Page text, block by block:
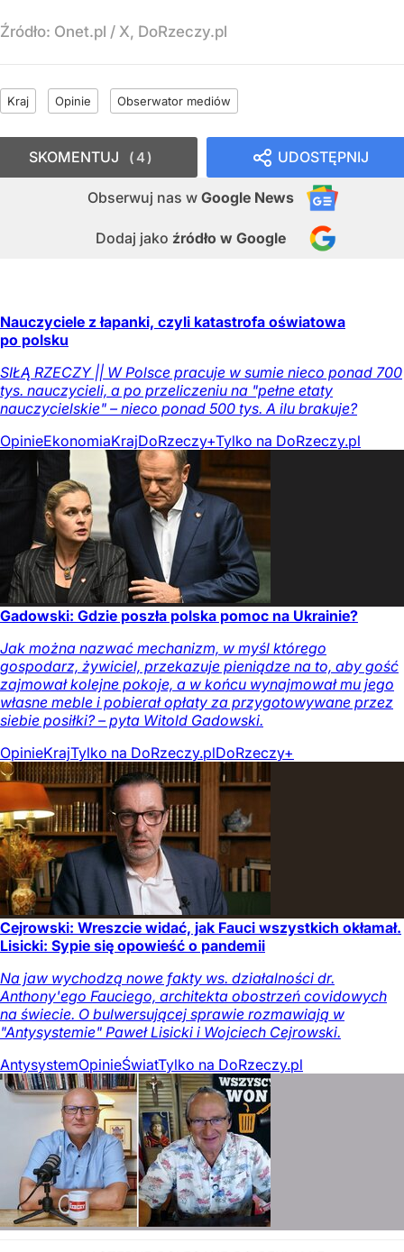
Źródło: Onet.pl / X, DoRzeczy.pl
Kraj Opinie Obserwator mediów
UDOSTĘPNIJ
Obserwuj nas w Google News
Dodaj jako źródło w Google
SKOMENTUJ 4
Nauczyciele z łapanki, czyli katastrofa oświatowa
po polsku
SIŁĄ RZECZY || W Polsce pracuje w sumie nieco ponad 700
tys. nauczycieli, a po przeliczeniu na "pełne etaty
nauczycielskie" – nieco ponad 500 tys. A ilu brakuje?
OpinieEkonomiaKrajDoRzeczy+Tylko na DoRzeczy.pl
Gadowski: Gdzie poszła polska pomoc na Ukrainie?
Jak można nazwać mechanizm, w myśl którego
gospodarz, żywiciel, przekazuje pieniądze na to, aby gość
zajmował kolejne pokoje, a w końcu wynajmował mu jego
własne meble i pobierał opłaty za przygotowywane przez
siebie posiłki? – pyta Witold Gadowski.
OpinieKrajTylko na DoRzeczy.plDoRzeczy+
Cejrowski: Wreszcie widać, jak Fauci wszystkich okłamał.
Lisicki: Sypie się opowieść o pandemii
Na jaw wychodzą nowe fakty ws. działalności dr.
Anthony'ego Fauciego, architekta obostrzeń covidowych
na świecie. O bulwersującej sprawie rozmawiają w
"Antysystemie" Paweł Lisicki i Wojciech Cejrowski.
AntysystemOpinieŚwiatTylko na DoRzeczy.pl